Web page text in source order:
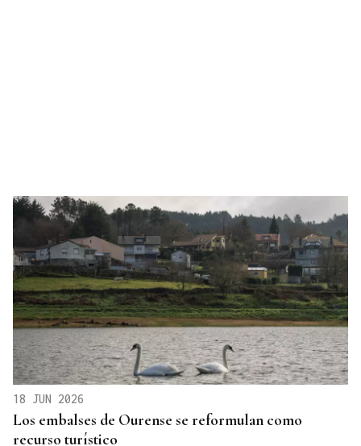
18 JUN 2026
Los embalses de Ourense se reformulan como
recurso turístico